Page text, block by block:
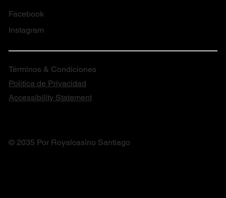
Facebook
Instagram
Términos & Condiciones
Politica de Privacidad
Accessibility Statement
© 2035 Por Royalcasino Santiago